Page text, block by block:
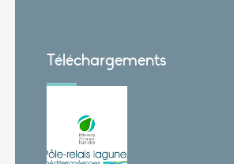
Téléchargements